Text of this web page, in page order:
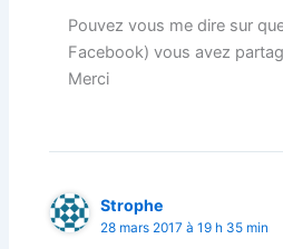
Pouvez vous me dire sur
Facebook) vous avez
Merci
Strophe
28 mars 2017 à 19 h 35 min